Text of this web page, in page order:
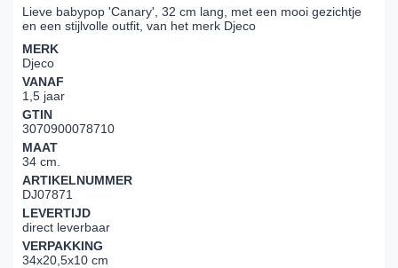
Lieve babypop 'Canary', 32 cm lang, met een mooi gezichtje
en een stijlvolle outfit, van het merk Djeco
MERK
Djeco
VANAF
1,5 jaar
GTIN
3070900078710
MAAT
34 cm.
ARTIKELNUMMER
DJ07871
LEVERTIJD
direct leverbaar
VERPAKKING
34x20,5x10 cm